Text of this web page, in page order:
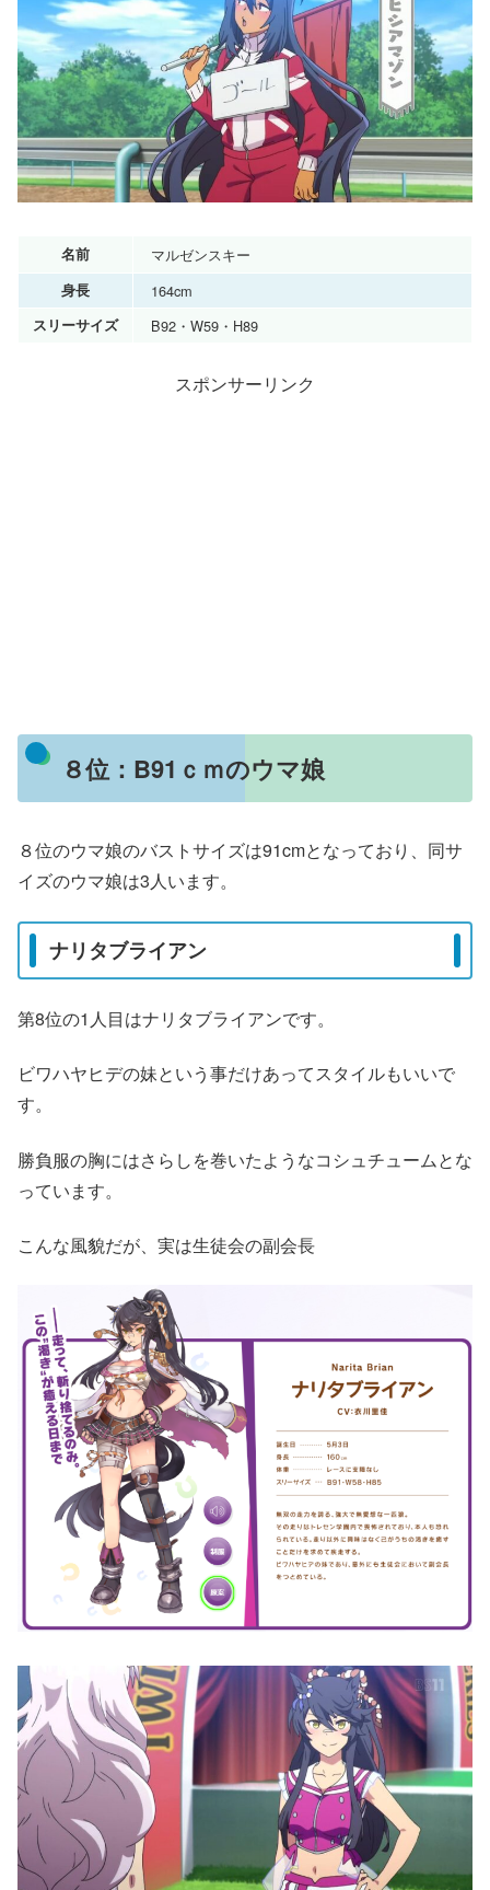
名前 マルゼンスキー
身長 164cm
スリーサイズ B92・W59・H89
スポンサーリンク
８位：B91ｃｍのウマ娘
８位のウマ娘のバストサイズは91cmとなっており、同サ
イズのウマ娘は3人います。
ナリタブライアン
第8位の1人目はナリタブライアンです。
ビワハヤヒデの妹という事だけあってスタイルもいいで
す。
勝負服の胸にはさらしを巻いたようなコシュチュームとな
っています。
こんな風貌だが、実は生徒会の副会長